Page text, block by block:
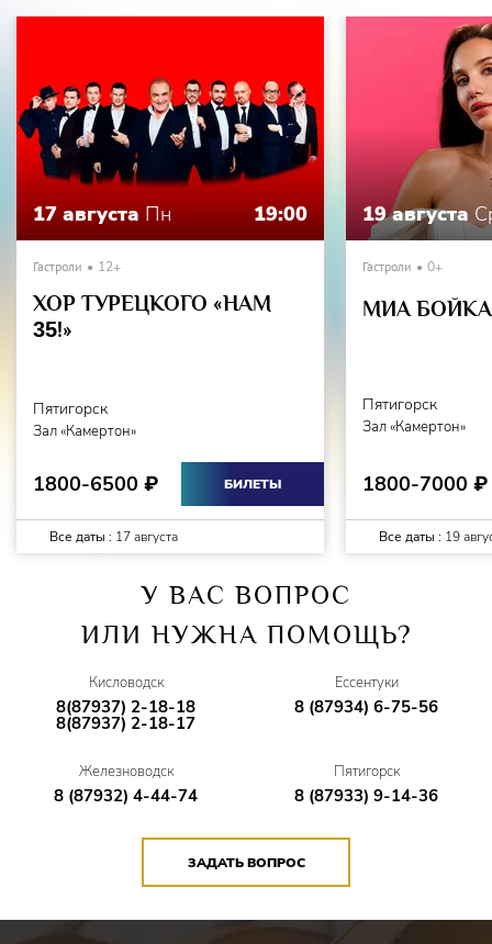
17 августа Пн 19:00
Гастроли 12+
ХОР ТУРЕЦКОГО «НАМ
35!»
Пятигорск
Зал «Камертон»
1800-6500 ₽ БИЛЕТЫ
Все даты : 17 августа
19 августа
Гастроли 0+
МИА БОЙКА
Пятигорск
Зал «Камертон»
1800-7000 ₽
Все даты : 19
У ВАС ВОПРОС
ИЛИ НУЖНА ПОМОЩЬ?
Кисловодск
8(87937) 2-18-18
8(87937) 2-18-17
Ессентуки
8 (87934) 6-75-56
Железноводск
8 (87932) 4-44-74
Пятигорск
8 (87933) 9-14-36
ЗАДАТЬ ВОПРОС